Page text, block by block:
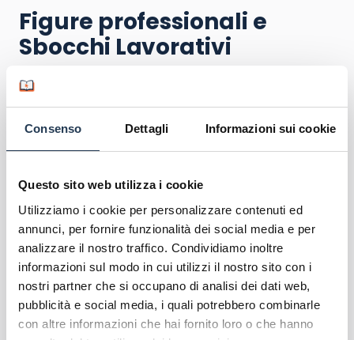
Consenso Dettagli Informazioni sui cookie
Questo sito web utilizza i cookie
Utilizziamo i cookie per personalizzare contenuti ed
annunci, per fornire funzionalità dei social media e per
analizzare il nostro traffico. Condividiamo inoltre
informazioni sul modo in cui utilizzi il nostro sito con i
nostri partner che si occupano di analisi dei dati web,
pubblicità e social media, i quali potrebbero combinarle
con altre informazioni che hai fornito loro o che hanno
Figure professionali e
Sbocchi Lavorativi
Il Master ha l’obiettivo di inserire sul mercato del
lavoroamministratori pubblicietecniciin grado
di occuparsi del governo del territorio,
esistente, i sistemi amministrativi e di
management meglio rispondenti alle sue
specifiche esigenze.